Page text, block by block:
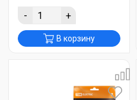
- +
В корзину